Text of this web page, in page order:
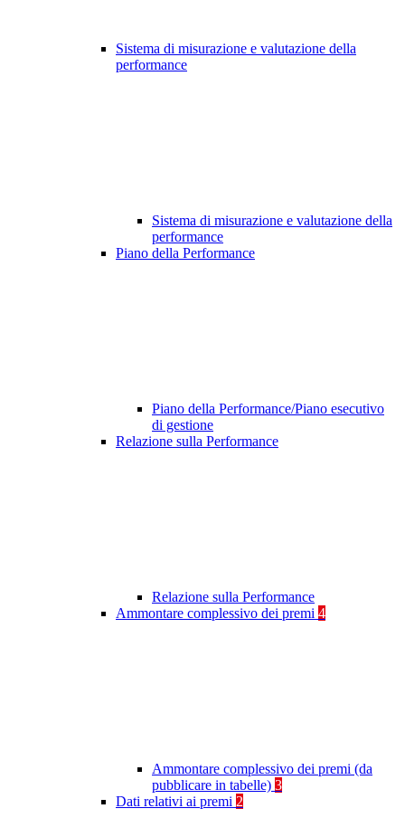
Sistema di misurazione e valutazione della
performance
Sistema di misurazione e valutazione della
performance
Piano della Performance
Piano della Performance/Piano esecutivo
di gestione
Relazione sulla Performance
Relazione sulla Performance
Ammontare complessivo dei premi 4
Ammontare complessivo dei premi (da
pubblicare in tabelle) 3
Dati relativi ai premi 2